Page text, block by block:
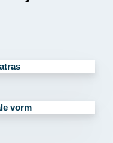
vorm